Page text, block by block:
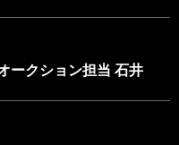
ークション担当 石井